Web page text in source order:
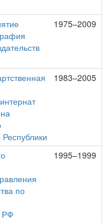
1975–2009
1983–2005
по
РФ
1995–1999